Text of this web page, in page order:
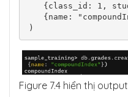
Figure 7.4 hiển thị